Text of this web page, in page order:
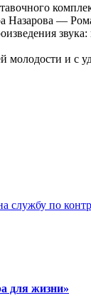
Назарова —
и с
службу по
для жизни»